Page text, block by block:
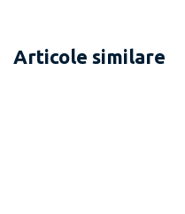
Articole similare